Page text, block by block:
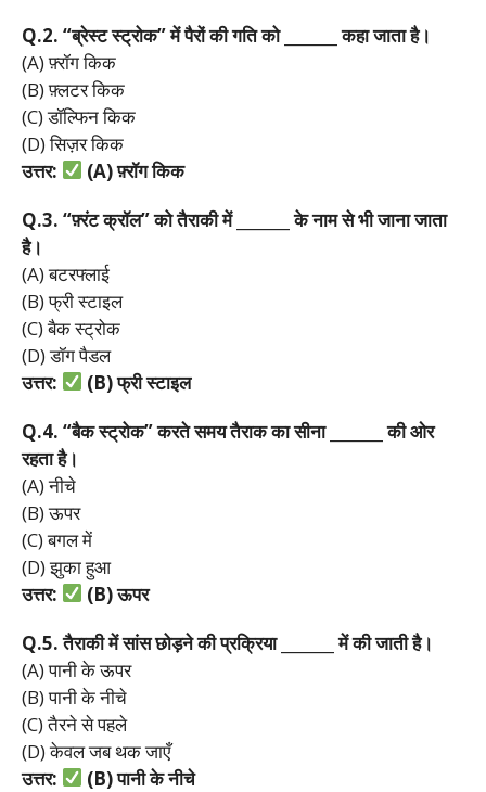
Q.2. “ब्रेस्टस्ट्रोक”मेंपैरोंकीगतिको _______कहाजाताहै।
(A) फ़्रॉग किक
(B) फ़्लटर किक
(C) डॉल्फिन किक
(D) सिज़र किक
उत्तर:
(A)फ़्रॉगकिक
Q.3. “फ़्रंटक्रॉल”कोतैराकीमें _______केनामसेभीजानाजाता
है।
(A) बटरफ्लाई
(B) फ्री स्टाइल
(C) बैक स्ट्रोक
(D) डॉग पैडल
उत्तर:
(B)फ्रीस्टाइल
Q.4. “बैकस्ट्रोक”करतेसमयतैराककासीना _______कीओर
रहताहै।
(A) नीचे
(B) ऊपर
(C) बगल में
(D) झुका हुआ
उत्तर:
(B)ऊपर
Q.5.तैराकीमेंसांसछोड़नेकीप्रक्रिया _______मेंकीजातीहै।
(A) पानी के ऊपर
(B) पानी के नीचे
(C) तैरने से पहले
(D) केवल जब थक जाएँ
उत्तर:
(B)पानीकेनीचे